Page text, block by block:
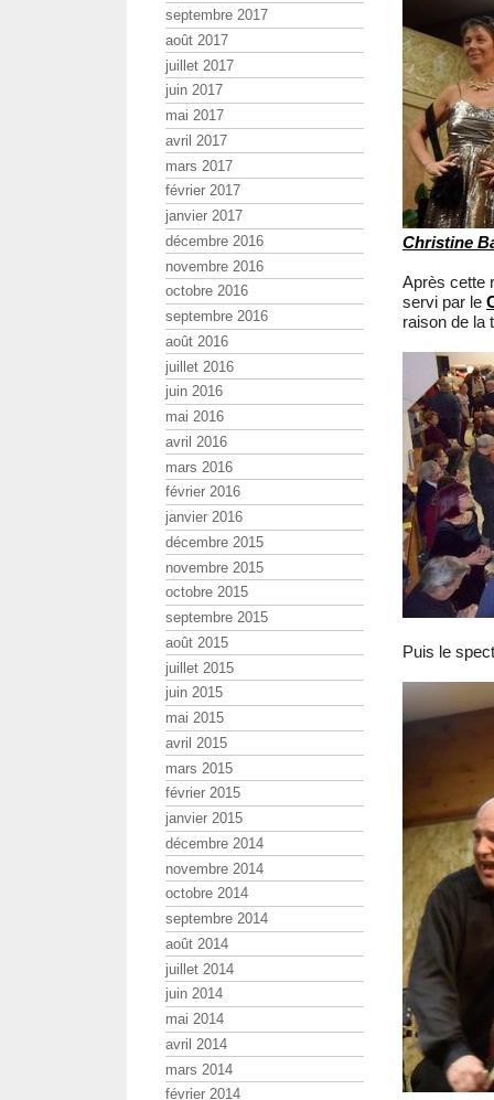
Christine
Après cette
servi par le
raison de la
Puis le
septembre 2017
août 2017
juillet 2017
juin 2017
mai 2017
avril 2017
mars 2017
février 2017
janvier 2017
décembre 2016
novembre 2016
octobre 2016
septembre 2016
août 2016
juillet 2016
juin 2016
mai 2016
avril 2016
mars 2016
février 2016
janvier 2016
décembre 2015
novembre 2015
octobre 2015
septembre 2015
août 2015
juillet 2015
juin 2015
mai 2015
avril 2015
mars 2015
février 2015
janvier 2015
décembre 2014
novembre 2014
octobre 2014
septembre 2014
août 2014
juillet 2014
juin 2014
mai 2014
avril 2014
mars 2014
février 2014